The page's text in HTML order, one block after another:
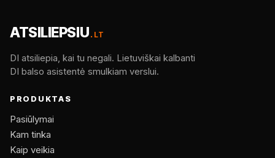
ATSILIEPSIU.LT
DI atsiliepia, kai tu negali. Lietuviškai kalbanti
DI balso asistentė smulkiam verslui.
PRODUKTAS
Pasiūlymai
Kam tinka
Kaip veikia